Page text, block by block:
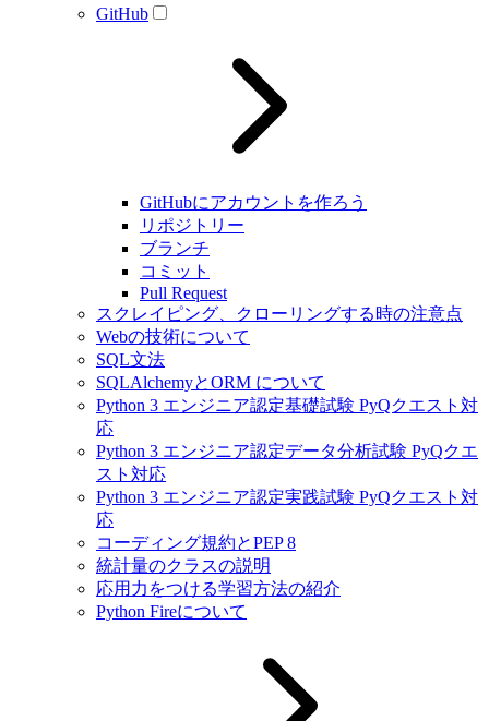
GitHub
GitHubにアカウントを作ろう
リポジトリー
ブランチ
コミット
Pull Request
スクレイピング、クローリングする時の注意点
Webの技術について
SQL文法
SQLAlchemyとORM について
Python 3 エンジニア認定基礎試験 PyQクエスト対
応
Python 3 エンジニア認定データ分析試験 PyQクエ
スト対応
Python 3 エンジニア認定実践試験 PyQクエスト対
応
コーディング規約とPEP 8
統計量のクラスの説明
応用力をつける学習方法の紹介
Python Fireについて